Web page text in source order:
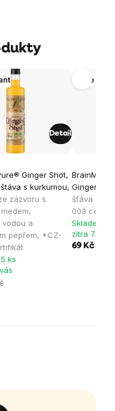
Ginger Shot,
s kurkumou,
zázvoru s
vodou a
pepřem, *CZ-
ks
Detail
Více
BrainMax
Ginger
šťáva s
003
Skladem >
zítra 7.8. u
69 Kč